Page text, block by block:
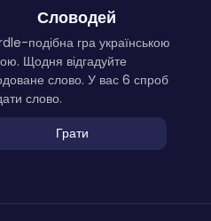
Словодей
подібна гра українською
Щодня відгадуйте
слово. У вас 6 спроб
слово.
Грати